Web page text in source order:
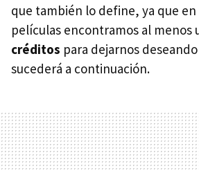
que también lo define, ya que en
películas encontramos al menos
créditos para dejarnos
sucederá a continuación.